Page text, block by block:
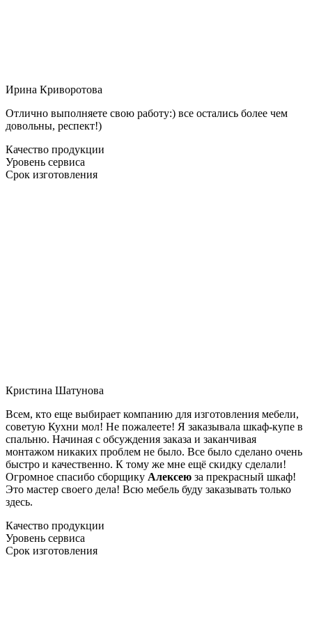
Ирина Криворотова
Отлично выполняете свою работу:) все остались более чем
довольны, респект!)
Качество продукции
Уровень сервиса
Срок изготовления
Кристина Шатунова
Всем, кто еще выбирает компанию для изготовления мебели,
советую Кухни мол! Не пожалеете! Я заказывала шкаф-купе в
спальню. Начиная с обсуждения заказа и заканчивая
монтажом никаких проблем не было. Все было сделано очень
быстро и качественно. К тому же мне ещё скидку сделали!
Огромное спасибо сборщику Алексею за прекрасный шкаф!
Это мастер своего дела! Всю мебель буду заказывать только
здесь.
Качество продукции
Уровень сервиса
Срок изготовления